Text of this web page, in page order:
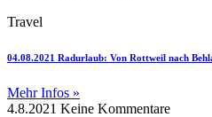
Travel
04.08.2021 Radurlaub: Von Rottweil nach
Mehr Infos »
4.8.2021 Keine Kommentare